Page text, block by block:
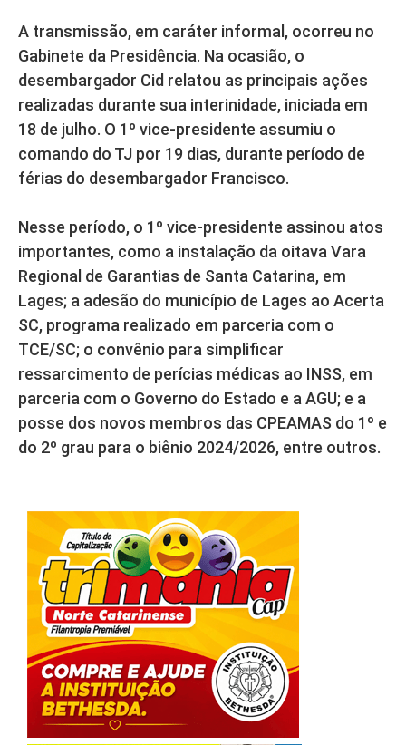
A transmissão, em caráter informal, ocorreu no
Gabinete da Presidência. Na ocasião, o
desembargador Cid relatou as principais ações
realizadas durante sua interinidade, iniciada em
18 de julho. O 1º vice-presidente assumiu o
comando do TJ por 19 dias, durante período de
férias do desembargador Francisco.
Nesse período, o 1º vice-presidente assinou atos
importantes, como a instalação da oitava Vara
Regional de Garantias de Santa Catarina, em
Lages; a adesão do município de Lages ao Acerta
SC, programa realizado em parceria com o
TCE/SC; o convênio para simplificar
ressarcimento de perícias médicas ao INSS, em
parceria com o Governo do Estado e a AGU; e a
posse dos novos membros das CPEAMAS do 1º e
do 2º grau para o biênio 2024/2026, entre outros.